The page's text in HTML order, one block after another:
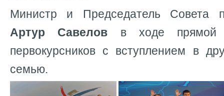
Министр и Председатель Совета
Артур Савелов в ходе прямой
первокурсников с вступлением в
семью.